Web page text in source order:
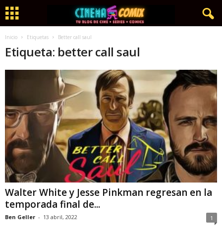
Inicio Etiquetas Better call saul
Etiqueta: better call saul
Walter White y Jesse Pinkman regresan en la
temporada final de...
Ben Geller - 13 abril, 2022 1